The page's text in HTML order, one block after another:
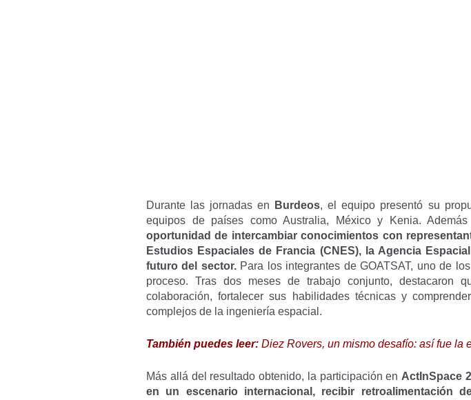
Durante las jornadas en Burdeos, el equipo presentó su
equipos de países como Australia, México y Kenia.
oportunidad de intercambiar conocimientos con
Estudios Espaciales de Francia (CNES), la Agencia
futuro del sector.Para los integrantes de GOATSAT, uno de
proceso. Tras dos meses de trabajo conjunto, destacaron
colaboración, fortalecer sus habilidades técnicas y
complejos de la ingeniería espacial.
También puedes leer: Diez Rovers, un mismo desafío: así fue la
Más allá del resultado obtenido, la participación en ActInSpace
en un escenario internacional, recibir retroalimentación